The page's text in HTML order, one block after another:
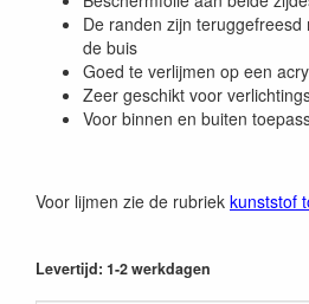
De randen zijn
de buis
Goed te verlijmen op een
Zeer geschikt voor
Voor binnen en buiten
Voor lijmen zie de rubriek kunststof
Levertijd: 1-2 werkdagen